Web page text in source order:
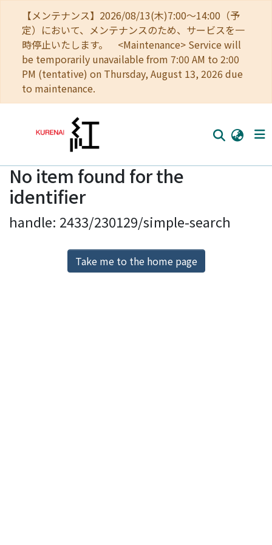
【メンテナンス】2026/08/13(木)7:00～14:00（予
定）において、メンテナンスのため、サービスを一
時停止いたします。 <Maintenance> Service will
be temporarily unavailable from 7:00 AM to 2:00
PM (tentative) on Thursday, August 13, 2026 due
to maintenance.
Home
Communities
Browse
Download Ranking
No item found for the
identifier
handle: 2433/230129/simple-search
Take me to the home page